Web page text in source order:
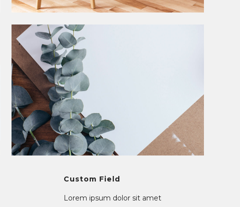
Custom Field
Lorem ipsum dolor sit amet